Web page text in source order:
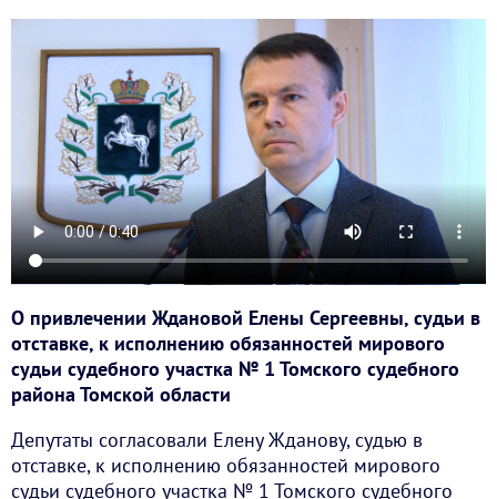
О привлечении Ждановой Елены Сергеевны, судьи в
отставке, к исполнению обязанностей мирового
судьи судебного участка № 1 Томского судебного
района Томской области
Депутаты согласовали Елену Жданову, судью в
отставке, к исполнению обязанностей мирового
судьи судебного участка № 1 Томского судебного